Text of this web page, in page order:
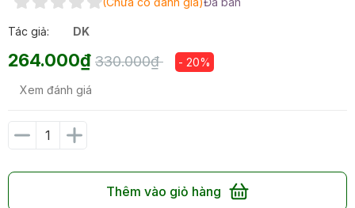
Tác giả: DK
264.000₫ 330.000₫ - 20%
Xem đánh giá
Thêm vào giỏ hàng